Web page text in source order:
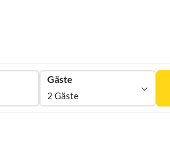
Gäste
2 Gäste